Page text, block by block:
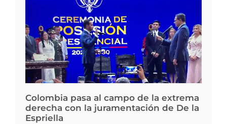
Colombia pasa al campo de la extrema
derecha con la juramentación de De la
Espriella